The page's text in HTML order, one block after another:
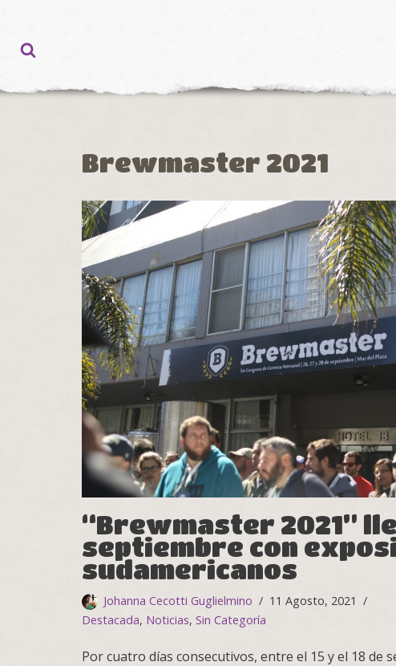
Ir
contenido
Brewmaster 2021
“Brewmaster 2021”
septiembre con
sudamericanos
Johanna Cecotti Guglielmino
11 Agosto, 2021
Destacada, Noticias, Sin Categoría
Por cuatro días consecutivos, entre el 15 y el 18 de